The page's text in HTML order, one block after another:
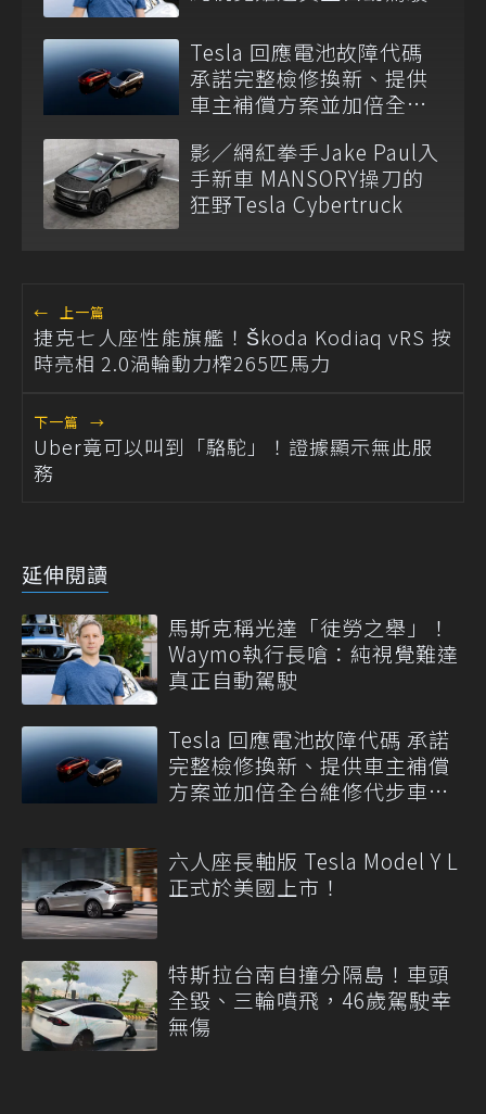
Tesla 回應電池故障代碼
承諾完整檢修換新、提供
車主補償方案並加倍全台
影／網紅拳手Jake Paul入
手新車 MANSORY操刀的
狂野Tesla Cybertruck
← 上一篇
捷克七人座性能旗艦！Škoda Kodiaq vRS 按
時亮相 2.0渦輪動力榨265匹馬力
下一篇 →
Uber竟可以叫到「駱駝」！證據顯示無此服
務
延伸閱讀
馬斯克稱光達「徒勞之舉」！
Waymo執行長嗆：純視覺難達
真正自動駕駛
Tesla 回應電池故障代碼 承諾
完整檢修換新、提供車主補償
方案並加倍全台維修代步車數
六人座長軸版 Tesla Model Y L
正式於美國上市！
特斯拉台南自撞分隔島！車頭
全毀、三輪噴飛，46歲駕駛幸
無傷